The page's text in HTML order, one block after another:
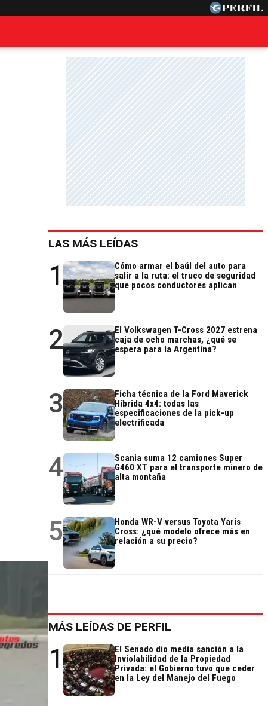
LAS MÁS LEÍDAS
1
Cómo armar el baúl del auto para
salir a la ruta: el truco de seguridad
que pocos conductores aplican
2
El Volkswagen T-Cross 2027 estrena
caja de ocho marchas, ¿qué se
espera para la Argentina?
3
Ficha técnica de la Ford Maverick
Híbrida 4x4: todas las
especificaciones de la pick-up
electrificada
4
Scania suma 12 camiones Super
G460 XT para el transporte minero de
alta montaña
5
Honda WR-V versus Toyota Yaris
Cross: ¿qué modelo ofrece más en
relación a su precio?
MÁS LEÍDAS DE PERFIL
1
El Senado dio media sanción a la
Inviolabilidad de la Propiedad
Privada: el Gobierno tuvo que ceder
en la Ley del Manejo del Fuego